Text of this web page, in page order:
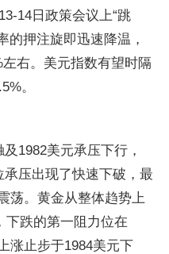
14日政策会议上“跳
的押注旋即迅速降温，
右。美元指数有望时隔
。
1982美元承压下行，
压出现了快速下破，最
荡。黄金从整体趋势上
下跌的第一阻力位在
涨止步于1984美元下